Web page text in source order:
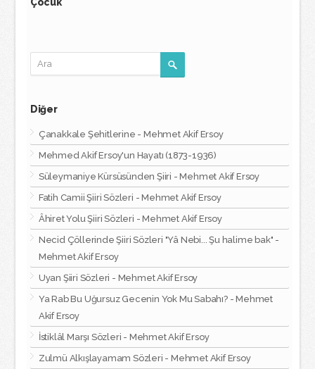
Diğer
Çanakkale Şehitlerine - Mehmet Akif Ersoy
Mehmed Akif Ersoy'un Hayatı (1873-1936)
Süleymaniye Kürsüsünden Şiiri - Mehmet Akif Ersoy
Fatih Camii Şiiri Sözleri - Mehmet Akif Ersoy
Âhiret Yolu Şiiri Sözleri - Mehmet Akif Ersoy
Necid Çöllerinde Şiiri Sözleri "Yâ Nebi... Şu halime bak" -
Mehmet Akif Ersoy
Uyan Şiiri Sözleri - Mehmet Akif Ersoy
Ya Rab Bu Uğursuz Gecenin Yok Mu Sabahı? - Mehmet
Akif Ersoy
İstiklâl Marşı Sözleri - Mehmet Akif Ersoy
Zulmü Alkışlayamam Sözleri - Mehmet Akif Ersoy